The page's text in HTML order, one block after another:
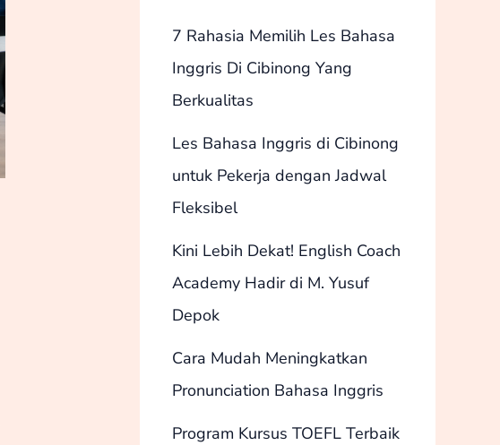
7 Rahasia Memilih Les Bahasa
Inggris Di Cibinong Yang
Berkualitas
Les Bahasa Inggris di Cibinong
untuk Pekerja dengan Jadwal
Fleksibel
Kini Lebih Dekat! English Coach
Academy Hadir di M. Yusuf
Depok
Cara Mudah Meningkatkan
Pronunciation Bahasa Inggris
Program Kursus TOEFL Terbaik